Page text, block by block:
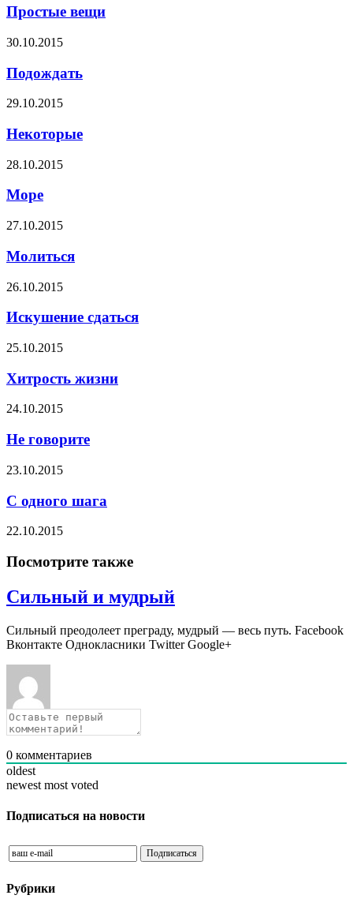
Простые вещи
30.10.2015
Подождать
29.10.2015
Некоторые
28.10.2015
Море
27.10.2015
Молиться
26.10.2015
Искушение сдаться
25.10.2015
Хитрость жизни
24.10.2015
Не говорите
23.10.2015
С одного шага
22.10.2015
Посмотрите также
Сильный и мудрый
Сильный преодолеет преграду, мудрый — весь путь. Facebook
Вконтакте Однокласники Twitter Google+
0 комментариев
oldest
newest most voted
Подписаться на новости
Рубрики